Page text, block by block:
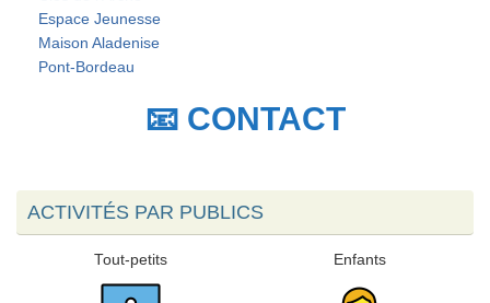
Espace Jeunesse
Maison Aladenise
Pont-Bordeau
📧 CONTACT
ACTIVITÉS PAR PUBLICS
Tout-petits Enfants